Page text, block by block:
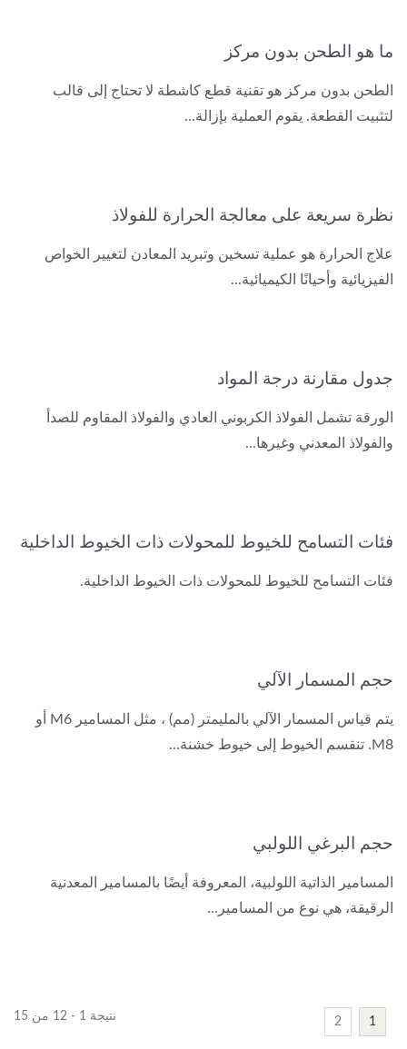
ما هو الطحن بدون مركز
الطحن بدون مركز هو تقنية قطع كاشطة لا تحتاج إلى قالب
لتثبيت القطعة. يقوم العملية بإزالة...
نظرة سريعة على معالجة الحرارة للفولاذ
علاج الحرارة هو عملية تسخين وتبريد المعادن لتغيير الخواص
الفيزيائية وأحيانًا الكيميائية...
جدول مقارنة درجة المواد
الورقة تشمل الفولاذ الكربوني العادي والفولاذ المقاوم للصدأ
والفولاذ المعدني وغيرها...
فئات التسامح للخيوط للمحولات ذات الخيوط الداخلية
فئات التسامح للخيوط للمحولات ذات الخيوط الداخلية.
حجم المسمار الآلي
يتم قياس المسمار الآلي بالمليمتر (مم) ، مثل المسامير M6 أو
M8. تنقسم الخيوط إلى خيوط خشنة...
حجم البرغي اللولبي
المسامير الذاتية اللولبية، المعروفة أيضًا بالمسامير المعدنية
الرقيقة، هي نوع من المسامير...
نتيجة 1 - 12 من 15 1
2